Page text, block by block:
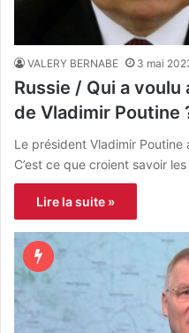
VALERY BERNABE 3 mai
Russie / Qui a
de Vladimir Poutine
Le président Vladimir
C’est ce que croient savoir
Lire la suite »